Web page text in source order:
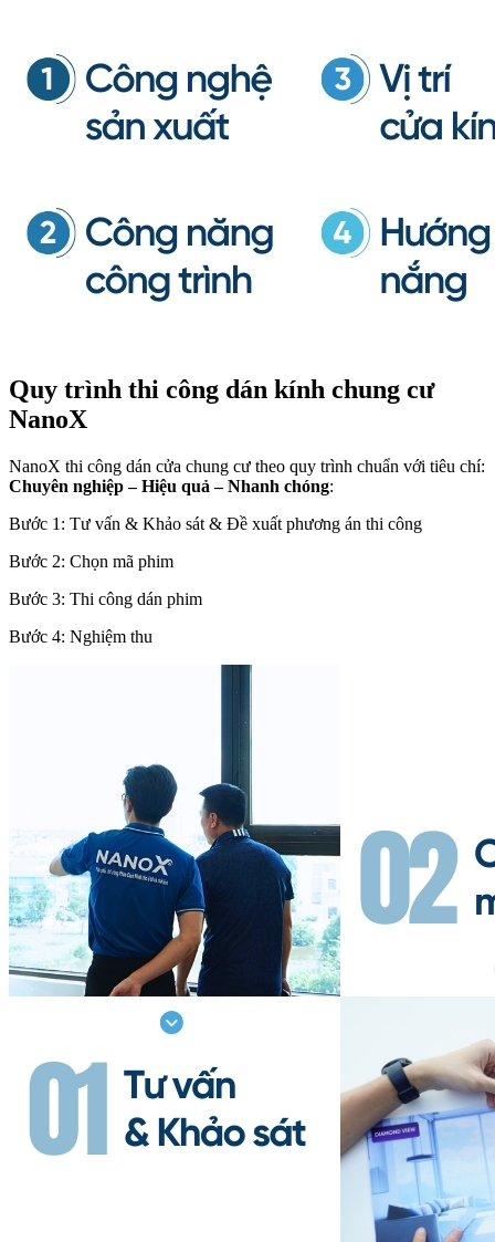
Quy trình thi công dán kính chung cư
NanoX
NanoX thi công dán cửa chung cư theo quy trình chuẩn với tiêu chí:
Chuyên nghiệp – Hiệu quả – Nhanh chóng:
Bước 1: Tư vấn & Khảo sát & Đề xuất phương án thi công
Bước 2: Chọn mã phim
Bước 3: Thi công dán phim
Bước 4: Nghiệm thu